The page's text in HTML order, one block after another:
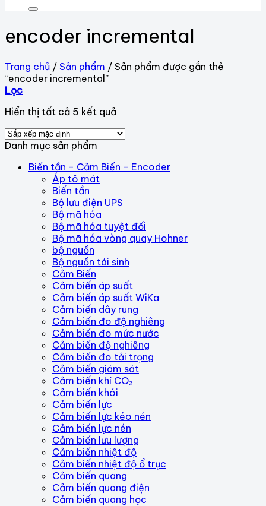
encoder incremental
Trang chủ / Sản phẩm / Sản phẩm được gắn thẻ
“encoder incremental”
Lọc
Hiển thị tất cả 5 kết quả
Danh mục sản phẩm
Biến tần - Cảm Biến - Encoder
Áp tô mát
Biến tần
Bộ lưu điện UPS
Bộ mã hóa
Bộ mã hóa tuyệt đối
Bộ mã hóa vòng quay Hohner
bộ nguồn
Bộ nguồn tái sinh
Cảm Biến
Cảm biến áp suất
Cảm biến áp suất WiKa
Cảm biến dây rung
Cảm biến đo độ nghiêng
Cảm biến đo mức nước
Cảm biến độ nghiêng
Cảm biến đo tải trọng
Cảm biến giám sát
Cảm biến khí CO₂
Cảm biến khói
Cảm biến lực
Cảm biến lực kéo nén
Cảm biến lực nén
Cảm biến lưu lượng
Cảm biến nhiệt độ
Cảm biến nhiệt độ ổ trục
Cảm biến quang
Cảm biến quang điện
Cảm biến quang học